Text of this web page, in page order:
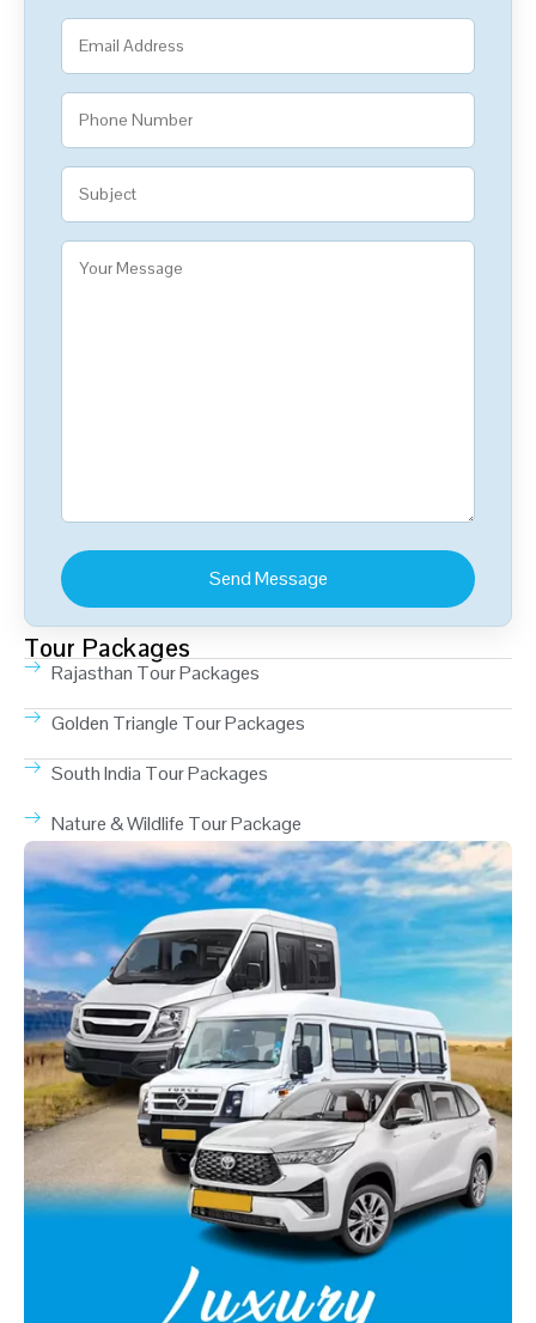
Tour Packages
Rajasthan Tour Packages
Golden Triangle Tour Packages
South India Tour Packages
Nature & Wildlife Tour Package